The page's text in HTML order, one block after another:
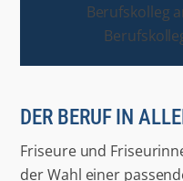
Berufskolleg
DER BERUF IN
Friseure und
der Wahl einer